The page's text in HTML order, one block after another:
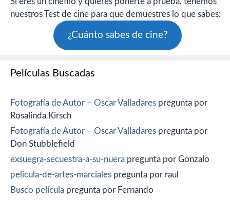
nuestros Test de cine para que demuestres lo que sabes:
¿Cuánto sabes de cine?
Películas Buscadas
Fotografía de Autor – Oscar Valladares pregunta por
Rosalinda Kirsch
Fotografía de Autor – Oscar Valladares pregunta por
Don Stubblefield
exsuegra-secuestra-a-su-nuera pregunta por Gonzalo
pelicula-de-artes-marciales pregunta por raul
Busco película pregunta por Fernando